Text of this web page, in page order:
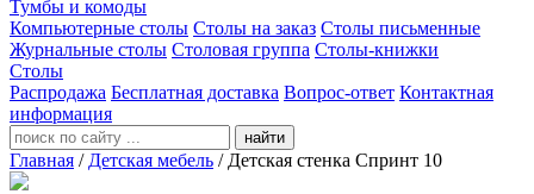
Тумбы и комоды
Компьютерные столы Столы на заказ Столы письменные
Журнальные столы Столовая группа Столы-книжки
Столы
Распродажа Бесплатная доставка Вопрос-ответ Контактная
информация
найти
Главная / Детская мебель / Детская стенка Спринт 10